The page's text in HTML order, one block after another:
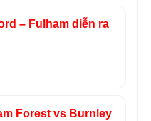
– Fulham diễn ra
Forest vs Burnley